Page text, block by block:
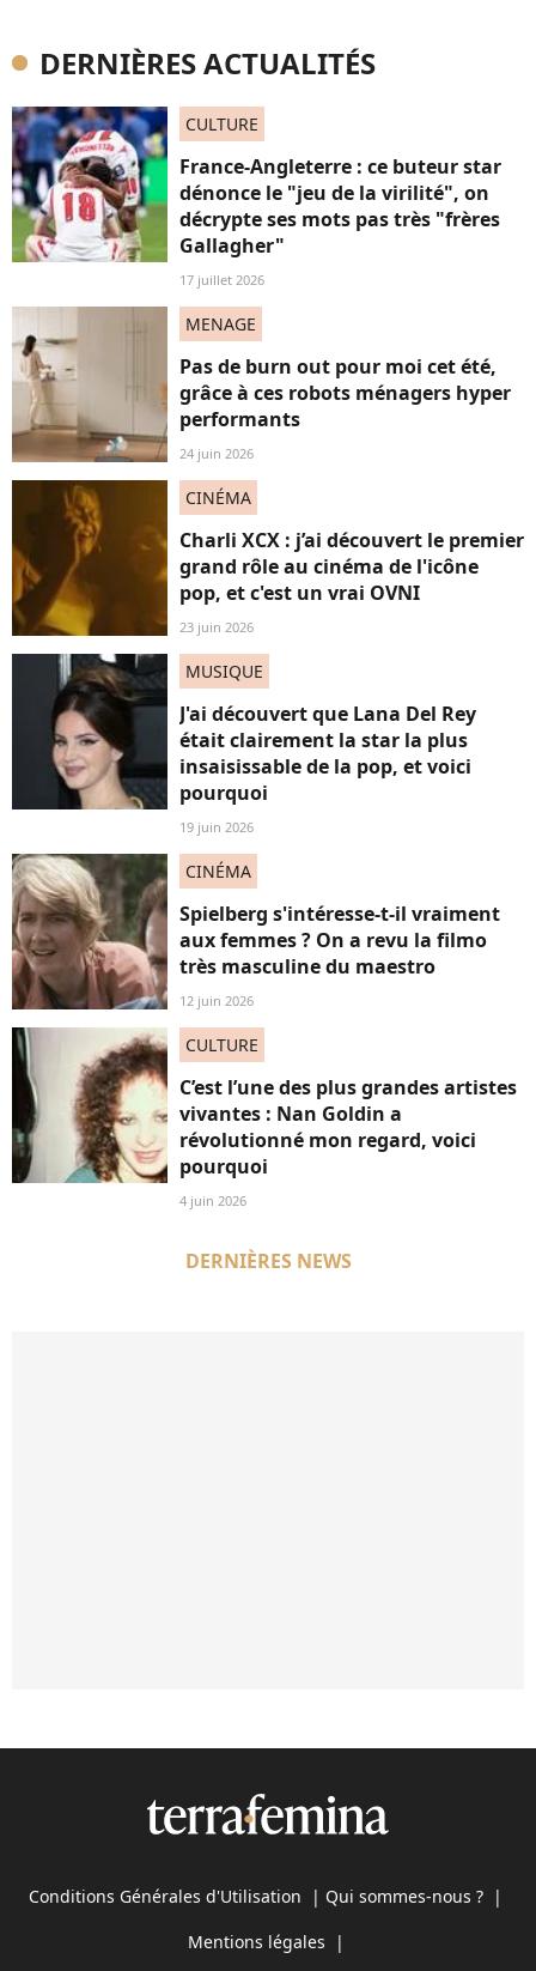
DERNIÈRES ACTUALITÉS
CULTURE
France-Angleterre : ce buteur star
dénonce le "jeu de la virilité", on
décrypte ses mots pas très "frères
Gallagher"
17 juillet 2026
MENAGE
Pas de burn out pour moi cet été,
grâce à ces robots ménagers hyper
performants
24 juin 2026
CINÉMA
Charli XCX : j’ai découvert le premier
grand rôle au cinéma de l'icône
pop, et c'est un vrai OVNI
23 juin 2026
MUSIQUE
J'ai découvert que Lana Del Rey
était clairement la star la plus
insaisissable de la pop, et voici
pourquoi
19 juin 2026
CINÉMA
Spielberg s'intéresse-t-il vraiment
aux femmes ? On a revu la filmo
très masculine du maestro
12 juin 2026
CULTURE
C’est l’une des plus grandes artistes
vivantes : Nan Goldin a
révolutionné mon regard, voici
pourquoi
4 juin 2026
DERNIÈRES NEWS
Conditions Générales d'Utilisation | Qui sommes-nous ? |
Mentions légales |